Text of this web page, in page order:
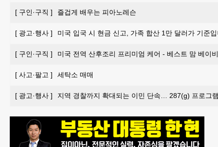
[ 구인·구직 ] 즐겁게 배우는 피아노레슨
[ 광고·행사 ] 미국 입국 시 현금 신고, 가족 합산 1만 달러가 기준
[ 구인·구직 ] 미국 전역 산후조리 프리미엄 케어 - 베스트 맘 베이
[ 사고·팔고 ] 세탁소 매매
[ 광고·행사 ] 지역 경찰까지 확대되는 이민 단속… 287(g) 프로그